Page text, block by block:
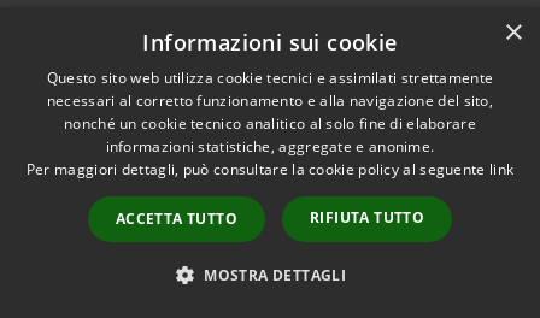
Piazza Marconi, 2 20016 Pero (MI) - 20016 - Pero
Codice Fiscale: 86502820151
Partita IVA: 06721490156
protocollo@comune.pero.mi.legalmail.it
Centralino Unico: +39 02 3537111
×
Informazioni sui cookie
Questo sito web utilizza cookie tecnici e assimilati strettamente
necessari al corretto funzionamento e alla navigazione del sito,
nonché un cookie tecnico analitico al solo fine di elaborare
informazioni statistiche, aggregate e anonime.
Per maggiori dettagli, può consultare la cookie policy al seguente link
ACCETTA TUTTO RIFIUTA TUTTO
MOSTRA DETTAGLI